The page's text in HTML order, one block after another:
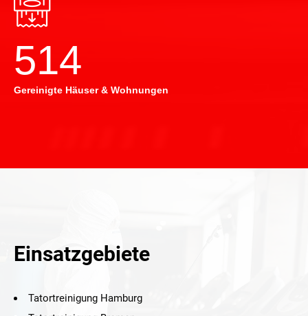
514
Gereinigte Häuser & Wohnungen
Einsatzgebiete
Tatortreinigung Hamburg